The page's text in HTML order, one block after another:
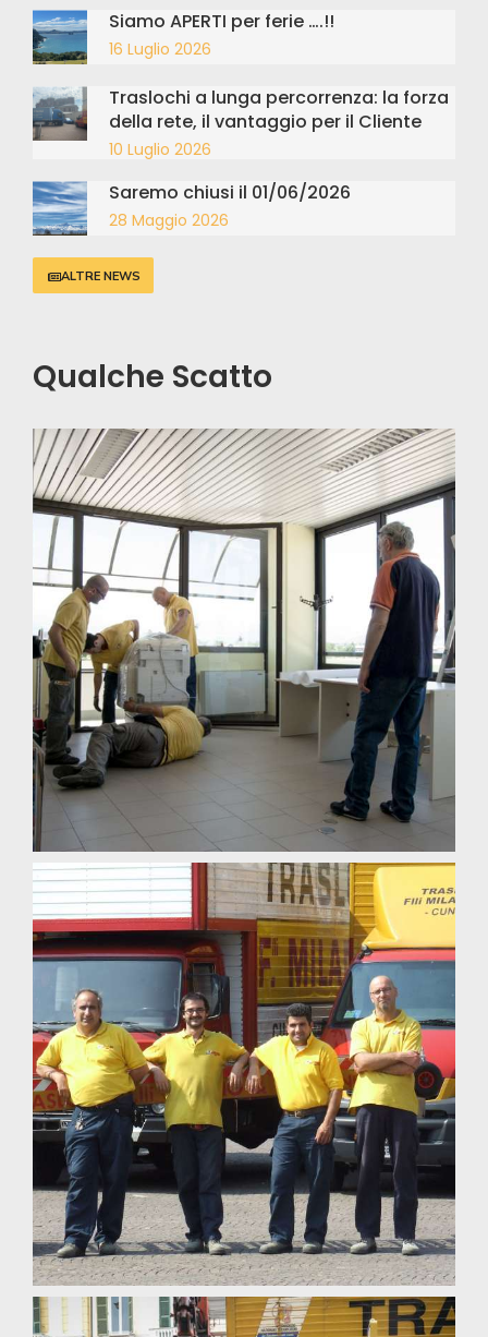
Siamo APERTI per ferie ….!!
16 Luglio 2026
Traslochi a lunga percorrenza: la forza
della rete, il vantaggio per il Cliente
10 Luglio 2026
Saremo chiusi il 01/06/2026
28 Maggio 2026
ALTRE NEWS
Qualche Scatto